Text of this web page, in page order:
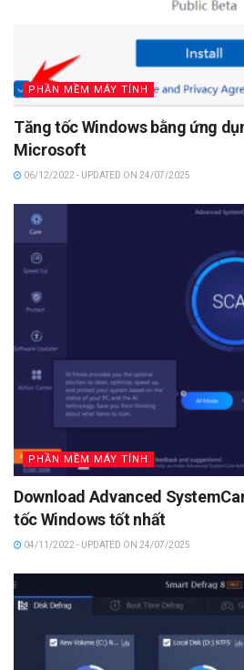
PHẦN MỀM MÁY TÍNH
Tăng tốc Windows bằng ứng
Microsoft
06/12/2022 - UPDATED ON 24/07/2025
PHẦN MỀM MÁY TÍNH
Download Advanced
tốc Windows tốt nhất
04/11/2022 - UPDATED ON 24/07/2025